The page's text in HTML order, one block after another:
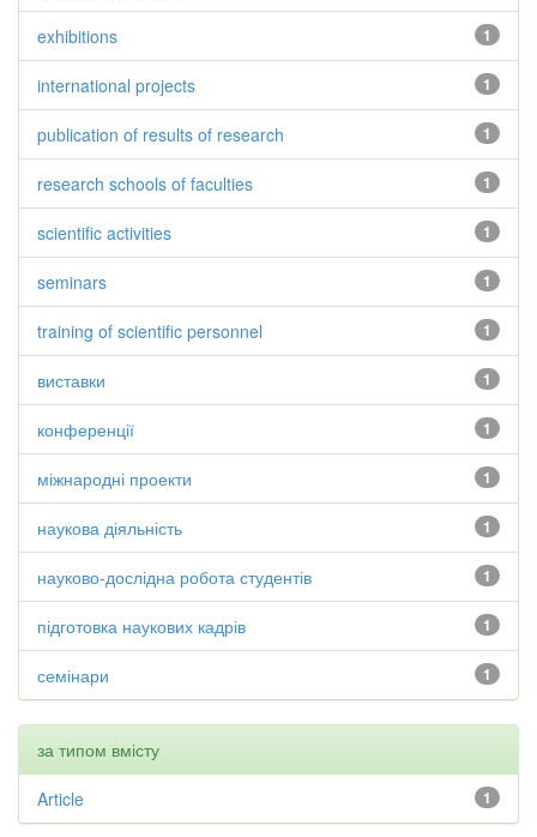
1
exhibitions
1
international projects
1
publication of results of research
1
research schools of faculties
1
scientific activities
1
seminars
1
training of scientific personnel
1
виставки
1
конференції
1
міжнародні проекти
1
наукова діяльність
1
науково-дослідна робота студентів
1
підготовка наукових кадрів
1
семінари
за типом вмісту
1
Article